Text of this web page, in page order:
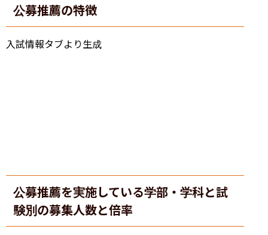
公募推薦の特徴
入試情報タブより生成
公募推薦を実施している学部・学科と試
験別の募集人数と倍率